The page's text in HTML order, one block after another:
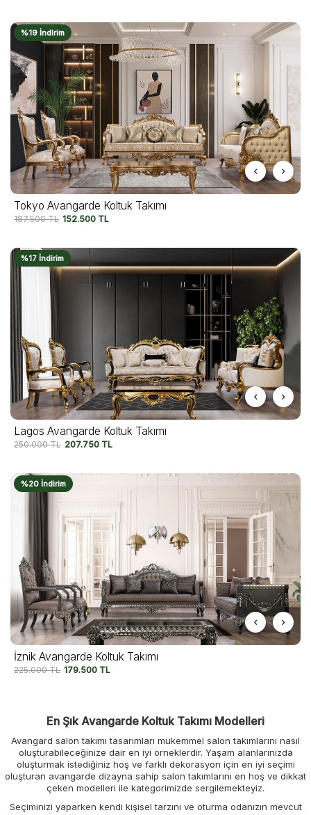
%19 İndirim
Tokyo Avangarde Koltuk Takımı
187.500TL 152.500 TL
%17 İndirim
Lagos Avangarde Koltuk Takımı
250.000TL 207.750 TL
%20 İndirim
İznik Avangarde Koltuk Takımı
225.000TL 179.500 TL
En Şık Avangarde Koltuk Takımı Modelleri
Avangard salon takımı tasarımları mükemmel salon takımlarını nasıl
oluşturabileceğinize dair en iyi örneklerdir. Yaşam alanlarınızda
oluşturmak istediğiniz hoş ve farklı dekorasyon için en iyi seçimi
oluşturan avangarde dizayna sahip salon takımlarını en hoş ve dikkat
çeken modelleri ile kategorimizde sergilemekteyiz.
Seçiminizi yaparken kendi kişisel tarzını ve oturma odanızın mevcut